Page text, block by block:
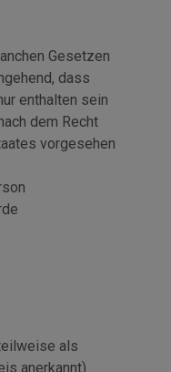
Gesetzen
dass
enthalten sein
dem Recht
vorgesehen
als
anerkannt)